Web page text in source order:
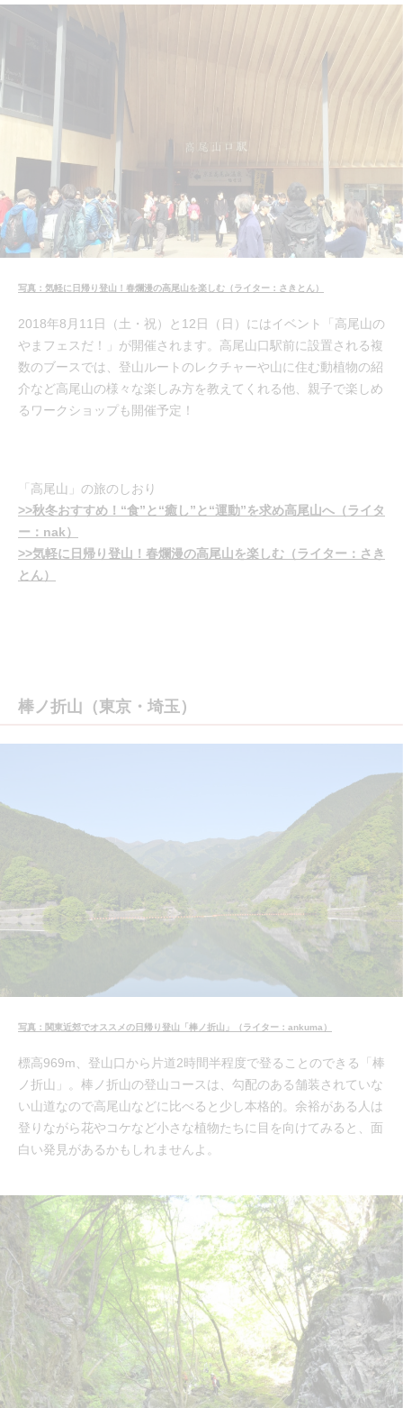
写真：気軽に日帰り登山！春爛漫の高尾山を楽しむ（ライター：さきとん）
2018年8月11日（土・祝）と12日（日）にはイベント「高尾山の
やまフェスだ！」が開催されます。高尾山口駅前に設置される複
数のブースでは、登山ルートのレクチャーや山に住む動植物の紹
介など高尾山の様々な楽しみ方を教えてくれる他、親子で楽しめ
るワークショップも開催予定！
「高尾山」の旅のしおり
>>秋冬おすすめ！“食”と“癒し”と“運動”を求め高尾山へ（ライタ
ー：nak）
>>気軽に日帰り登山！春爛漫の高尾山を楽しむ（ライター：さき
とん）
棒ノ折山（東京・埼玉）
写真：関東近郊でオススメの日帰り登山「棒ノ折山」（ライター：ankuma）
標高969m、登山口から片道2時間半程度で登ることのできる「棒
ノ折山」。棒ノ折山の登山コースは、勾配のある舗装されていな
い山道なので高尾山などに比べると少し本格的。余裕がある人は
登りながら花やコケなど小さな植物たちに目を向けてみると、面
白い発見があるかもしれませんよ。